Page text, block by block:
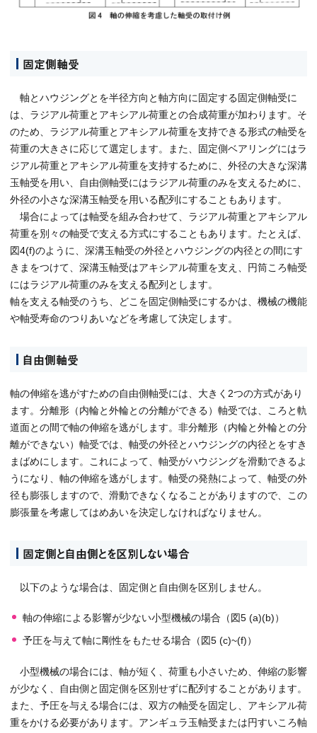
固定側軸受
軸とハウジングとを半径方向と軸方向に固定する固定側軸受に
は、ラジアル荷重とアキシアル荷重との合成荷重が加わります。そ
のため、ラジアル荷重とアキシアル荷重を支持できる形式の軸受を
荷重の大きさに応じて選定します。また、固定側ベアリングにはラ
ジアル荷重とアキシアル荷重を支持するために、外径の大きな深溝
玉軸受を用い、自由側軸受にはラジアル荷重のみを支えるために、
外径の小さな深溝玉軸受を用いる配列にすることもあります。
場合によっては軸受を組み合わせて、ラジアル荷重とアキシアル
荷重を別々の軸受で支える方式にすることもあります。たとえば、
図4(f)のように、深溝玉軸受の外径とハウジングの内径との間にす
きまをつけて、深溝玉軸受はアキシアル荷重を支え、円筒ころ軸受
にはラジアル荷重のみを支える配列とします。
軸を支える軸受のうち、どこを固定側軸受にするかは、機械の機能
や軸受寿命のつりあいなどを考慮して決定します。
自由側軸受
軸の伸縮を逃がすための自由側軸受には、大きく2つの方式があり
ます。分離形（内輪と外輪との分離ができる）軸受では、ころと軌
道面との間で軸の伸縮を逃がします。非分離形（内輪と外輪との分
離ができない）軸受では、軸受の外径とハウジングの内径とをすき
まばめにします。これによって、軸受がハウジングを滑動できるよ
うになり、軸の伸縮を逃がします。軸受の発熱によって、軸受の外
径も膨張しますので、滑動できなくなることがありますので、この
膨張量を考慮してはめあいを決定しなければなりません。
固定側と自由側とを区別しない場合
以下のような場合は、固定側と自由側を区別しません。
軸の伸縮による影響が少ない小型機械の場合（図5 (a)(b)）
予圧を与えて軸に剛性をもたせる場合（図5 (c)~(f)）
小型機械の場合には、軸が短く、荷重も小さいため、伸縮の影響
が少なく、自由側と固定側を区別せずに配列することがあります。
また、予圧を与える場合には、双方の軸受を固定し、アキシアル荷
重をかける必要があります。アンギュラ玉軸受または円すいころ軸